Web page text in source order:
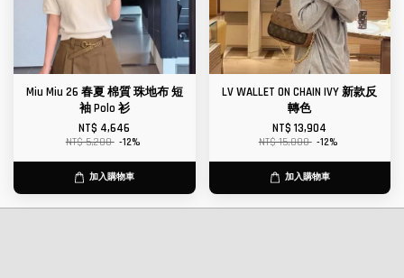
Miu Miu 26 春夏 棉質 珠地布 短
袖 Polo 衫
NT$ 4,646
NT$ 5,280 -12%
加入購物車
LV WALLET ON CHAIN IVY 新款反
轉色
NT$ 13,904
NT$ 15,800 -12%
加入購物車